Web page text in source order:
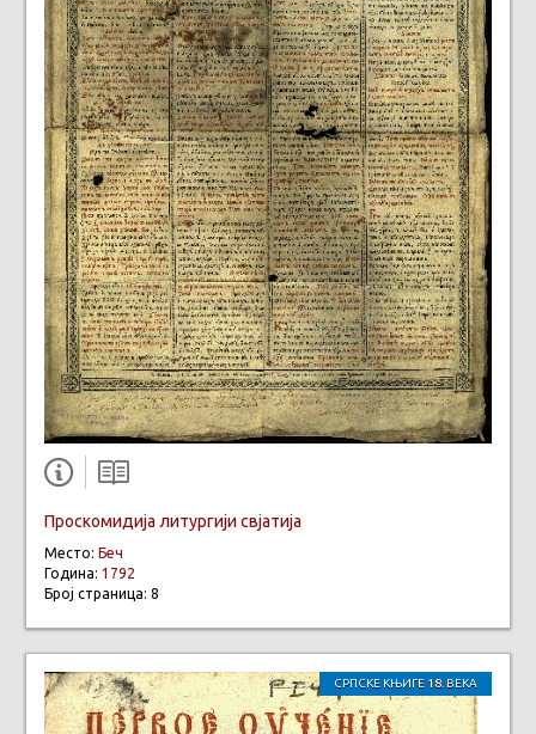
Проскомидија литургији свјатија
Место: Беч
Година: 1792
Број страница: 8
СРПСКЕ КЊИГЕ 18. ВЕКА